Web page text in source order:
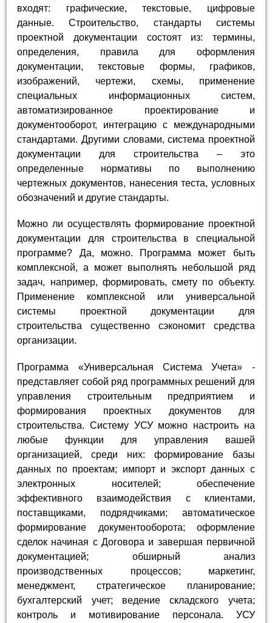
входят: графические, текстовые, цифровые
данные. Строительство, стандарты системы
проектной документации состоят из: термины,
определения, правила для оформления
документации, текстовые формы, графиков,
изображений, чертежи, схемы, применение
специальных информационных систем,
автоматизированное проектирование и
документооборот, интеграцию с международными
стандартами. Другими словами, система проектной
документации для строительства – это
определенные нормативы по выполнению
чертежных документов, нанесения теста, условных
обозначений и другие стандарты.
Можно ли осуществлять формирование проектной
документации для строительства в специальной
программе? Да, можно. Программа может быть
комплексной, а может выполнять небольшой ряд
задач, например, формировать, смету по объекту.
Применение комплексной или универсальной
системы проектной документации для
строительства существенно сэкономит средства
организации.
Программа «Универсальная Система Учета» -
представляет собой ряд программных решений для
управления строительным предприятием и
формирования проектных документов для
строительства. Систему УСУ можно настроить на
любые функции для управления вашей
организацией, среди них: формирование базы
данных по проектам; импорт и экспорт данных с
электронных носителей; обеспечение
эффективного взаимодействия с клиентами,
поставщиками, подрядчиками; автоматическое
формирование документооборота; оформление
сделок начиная с Договора и завершая первичной
документацией; обширный анализ
производственных процессов; маркетинг,
менеджмент, стратегическое планирование;
бухгалтерский учет; ведение складского учета;
контроль и мотивирование персонала. УСУ